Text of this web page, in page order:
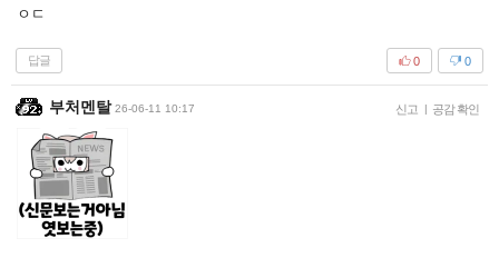
ㅇㄷ
답글 0
0
부처멘탈 26-06-11 10:17 신고 | 공감 확인